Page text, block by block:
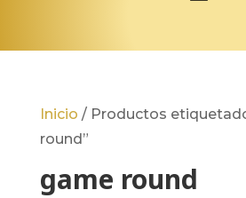
Inicio / Productos
round”
game round